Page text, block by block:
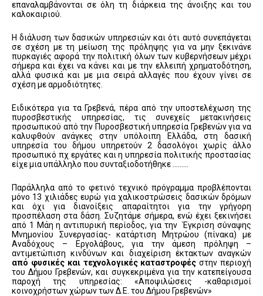
επαναλαμβάνονται σε όλη τη διάρκεια της άνοιξης και του
καλοκαιριού.
Η διάλυση των δασικών υπηρεσιών και ότι αυτό συνεπάγεται
σε σχέση με τη μείωση της πρόληψης για να μην ξεκινάνε
πυρκαγιές αφορά την πολιτική όλων των κυβερνήσεων μέχρι
σήμερα και έχει να κάνει και με την ελλειπή χρηματοδότηση,
αλλά φυσικά και με μια σειρά αλλαγές που έχουν γίνει σε
σχέση με αρμοδιότητες.
Ειδικότερα για τα Γρεβενά, πέρα από την υποστελέχωση της
πυροσβεστικής υπηρεσίας, τις συνεχείς μετακινήσεις
προσωπικού από την Πυροσβεστική υπηρεσία Γρεβενών για να
καλυφθούν ανάγκες στην υπόλοιπη Ελλάδα, στη δασική
υπηρεσία του δήμου υπηρετούν 2 δασολόγοι χωρίς άλλο
προσωπικό πχ εργάτες και η υπηρεσία πολιτικής προστασίας
είχε μια υπάλληλο που συνταξιοδοτήθηκε ………
Παράλληλα από το φετινό τεχνικό πρόγραμμα προβλέπονται
μόνο 13 χιλιάδες ευρώ για χαλικοστρώσεις δασικών δρόμων
και όχι για διανοίξεις απαραίτητοι για την γρήγορη
προσπέλαση στα δάση. Συζητάμε σήμερα, ενώ έχει ξεκινήσει
από 1 Μάη η αντιπυρική περίοδος, για την Έγκριση σύναψης
Μνημονίου Συνεργασίας- κατάρτιση Μητρώου (πίνακα) με
Αναδόχους – Εργολάβους, για την άμεση πρόληψη –
αντιμετώπιση κινδύνων και διαχείριση έκτακτων αναγκών
από φυσικές και τεχνολογικές καταστροφέςστην περιοχή
του Δήμου Γρεβενών, και συγκεκριμένα για την κατεπείγουσα
παροχή της υπηρεσίας: «Αποψιλώσεις -καθαρισμοί
κοινοχρήστων χώρων των Δ.Ε. του Δήμου Γρεβενών»